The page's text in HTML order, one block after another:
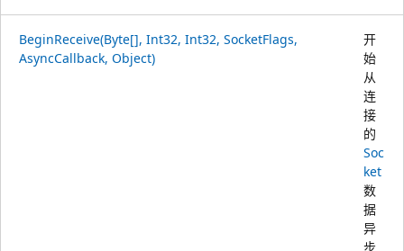
BeginReceive(Byte[], Int32, Int32, SocketFlags,
AsyncCallback, Object)
开
始
从
连
接
的
Soc
ket
数
据
异
步